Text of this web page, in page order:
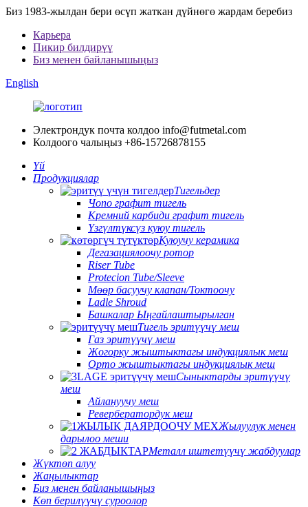
Биз 1983-жылдан бери өсүп жаткан дүйнөгө жардам беребиз
Карьера
Пикир билдирүү
Биз менен байланышыңыз
English
Электрондук почта колдоо info@futmetal.com
Колдоого чалыңыз +86-15726878155
Үй
Продукциялар
Тигельдер
Чопо графит тигель
Кремний карбиди графит тигель
Үзгүлтүксүз куюу тигель
Куюучу керамика
Дегазациялоочу ротор
Riser Tube
Protecion Tube/Sleeve
Мөөр басуучу клапан/Токтоочу
Ladle Shroud
Башкалар Ыңгайлаштырылган
Тигель эритүүчү меш
Газ эритүүчү меш
Жогорку жыштыктагы индукциялык меш
Орто жыштыктагы индукциялык меш
Сыныктарды эритүүчү
меш
Айлануучу меш
Ревербератордук меш
Жылуулук менен
дарылоо меши
Металл иштетүүчү жабдуулар
Жүктөп алуу
Жаңылыктар
Биз менен байланышыңыз
Көп берилүүчү суроолор